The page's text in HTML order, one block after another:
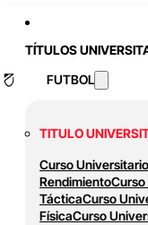
TÍTULOS
FUTBOL
TITULO
Curso
Rendimiento
TácticaCurso
FísicaCurso